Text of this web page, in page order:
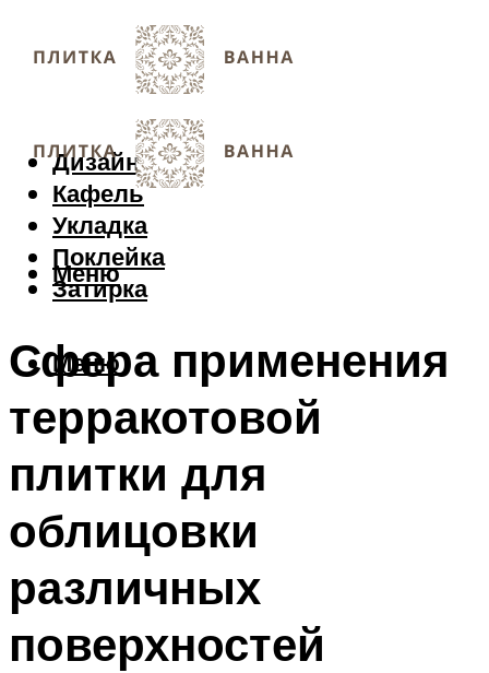
Дизайн
Кафель
Укладка
Поклейка
Затирка
Меню
Меню
Сфера применения
терракотовой
плитки для
облицовки
различных
поверхностей